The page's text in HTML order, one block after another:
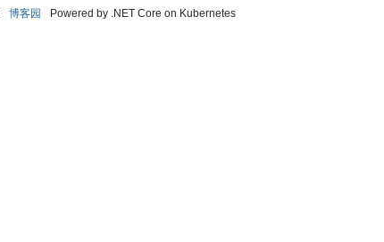
博客园 Powered by .NET Core on Kubernetes